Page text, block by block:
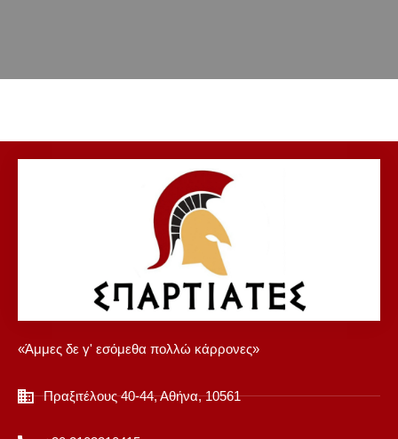
«Άμμες δε γ' εσόμεθα πολλώ κάρρονες»
Πραξιτέλους 40-44, Αθήνα, 10561